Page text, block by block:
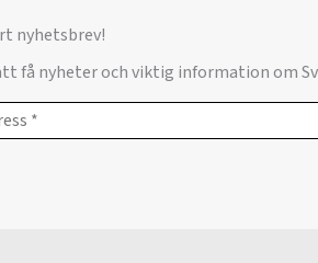
nyhetsbrev!
få nyheter och viktig information om